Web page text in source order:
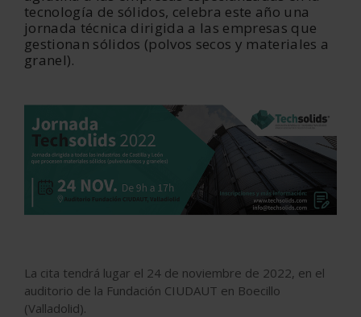
tecnología de sólidos, celebra este año una
jornada técnica dirigida a las empresas que
gestionan sólidos (polvos secos y materiales a
granel).
La cita tendrá lugar el 24 de noviembre de 2022, en el
auditorio de la Fundación CIUDAUT en Boecillo
(Valladolid).